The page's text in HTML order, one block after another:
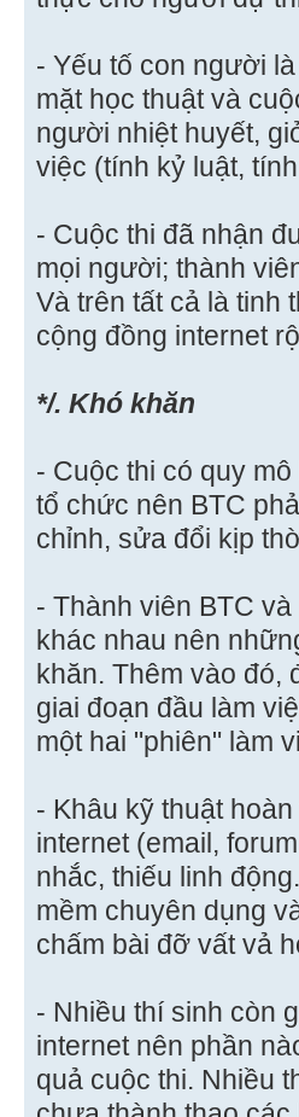
- Yếu tố con người
mặt học thuật và
người nhiệt huyết,
việc (tính kỷ luật,
- Cuộc thi đã nhận
mọi người; thành
Và trên tất cả là tinh
cộng đồng internet
*/. Khó khăn
- Cuộc thi có quy
tổ chức nên BTC
chỉnh, sửa đổi kịp
- Thành viên BTC
khác nhau nên
khăn. Thêm vào đó,
giai đoạn đầu làm
một hai "phiên" làm
- Khâu kỹ thuật
internet (email,
nhắc, thiếu linh
mềm chuyên dụng
chấm bài đỡ vất vả
- Nhiều thí sinh còn
internet nên phần
quả cuộc thi. Nhiều